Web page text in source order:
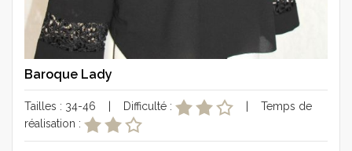
Baroque Lady
Tailles : 34-46 | Difficulté :
| Temps de
réalisation :